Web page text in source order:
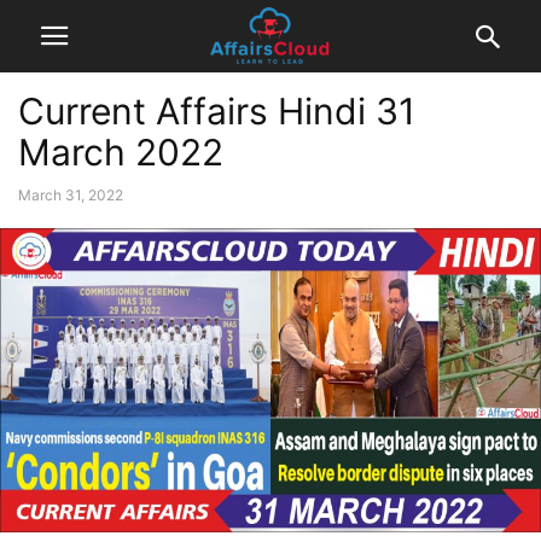
Current Affairs Hindi 31
March 2022
March 31, 2022